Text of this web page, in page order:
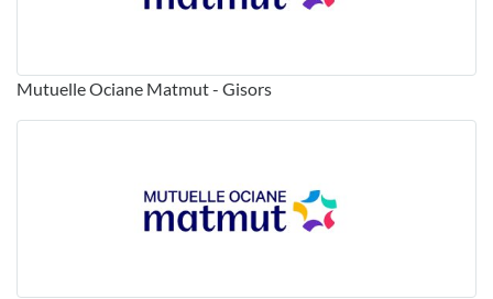
Mutuelle Ociane Matmut - Gisors